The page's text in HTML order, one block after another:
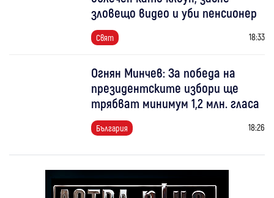
зловещо видео и уби пенсионер
Свят 18:33
Огнян Минчев: За победа на
президентските избори ще
трябват минимум 1,2 млн. гласа
България 18:26